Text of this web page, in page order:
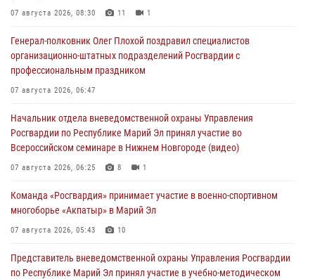
07 августа 2026, 08:30 11 1
Генерал-полковник Олег Плохой поздравил специалистов
организационно-штатных подразделений Росгвардии с
профессиональным праздником
07 августа 2026, 06:47
Начальник отдела вневедомственной охраны Управления
Росгвардии по Республике Марий Эл принял участие во
Всероссийском семинаре в Нижнем Новгороде (видео)
07 августа 2026, 06:25 8 1
Команда «Росгвардия» принимает участие в военно-спортивном
многоборье «Акпатыр» в Марий Эл
07 августа 2026, 05:43 10
Представитель вневедомственной охраны Управления Росгвардии
по Республике Марий Эл принял участие в учебно-методическом